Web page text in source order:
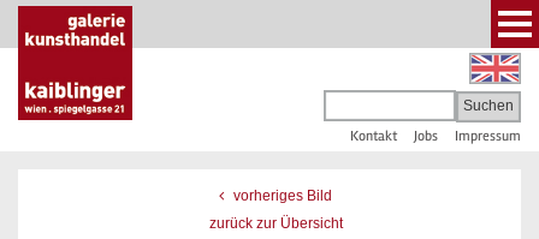
Kontakt Jobs Impressum
vorheriges Bild
zurück zur Übersicht